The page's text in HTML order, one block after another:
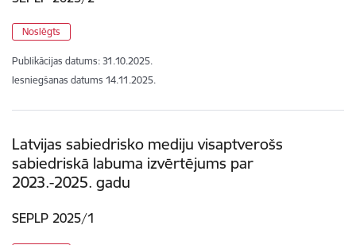
Noslēgts
Publikācijas datums: 31.10.2025.
Iesniegšanas datums 14.11.2025.
Latvijas sabiedrisko mediju visaptverošs
sabiedriskā labuma izvērtējums par
2023.-2025. gadu
SEPLP 2025/1